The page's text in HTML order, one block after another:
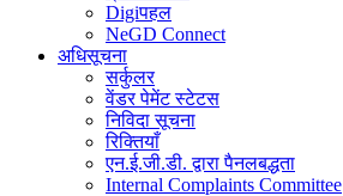
Digiपहल
NeGD Connect
अधिसूचना
सर्कुलर
वेंडर पेमेंट स्टेटस
निविदा सूचना
रिक्तियाँ
एन.ई.जी.डी. द्वारा पैनलबद्धता
Internal Complaints Committee